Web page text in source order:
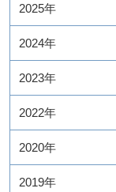
2025年
2024年
2023年
2022年
2020年
2019年